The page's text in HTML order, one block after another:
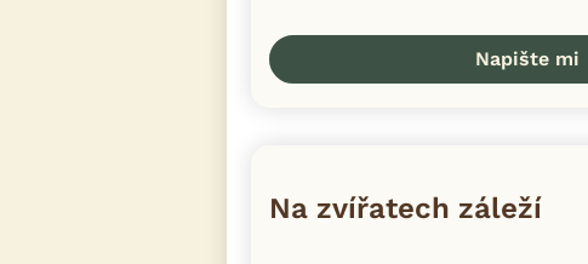
Napište mi
Na zvířatech záleží